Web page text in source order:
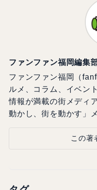
ファンファン福岡編集
ファンファン福岡（
ルメ、コラム、イベン
情報が満載の街メディ
動かし、街を動かす」
この著